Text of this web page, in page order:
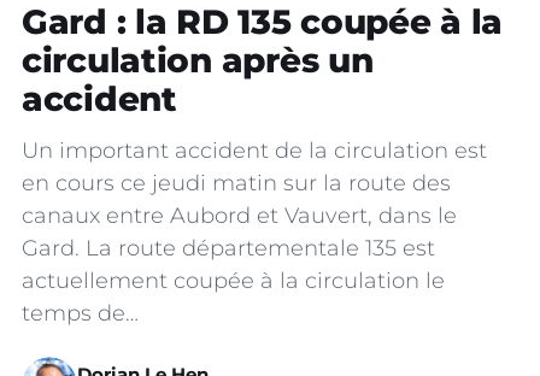
Gard : la RD 135 coupée à la
circulation après un
accident
Un important accident de la circulation est
en cours ce jeudi matin sur la route des
canaux entre Aubord et Vauvert, dans le
Gard. La route départementale 135 est
actuellement coupée à la circulation le
temps de…